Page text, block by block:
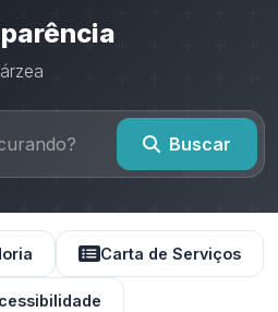
Buscar
Carta de Serviços